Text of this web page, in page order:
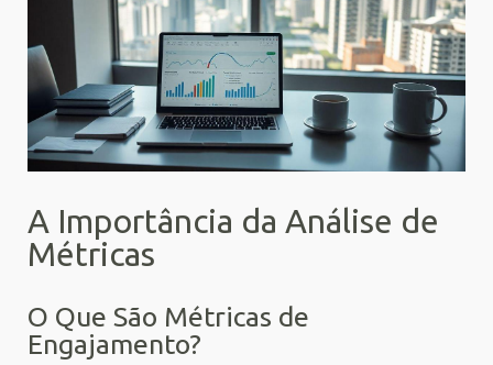
A Importância da Análise de
Métricas
O Que São Métricas de
Engajamento?